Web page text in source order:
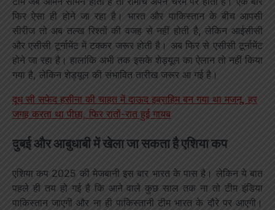
फिर ऐसा ही होने जा रहा है। भारत और पाकिस्तान के बीच आपसी
सीरीज तो अब तल्ख रिश्तों की वजह से नहीं होती है, लेकिन आईसीसी
और एसीसी टूर्नामेंट में टक्कर जरूर होती है। अब फिर से एसीसी टूर्नामेंट
होने जा रहा है। हालांकि अभी तक इसके शेड्यूल का ऐलान तो नहीं किया
गया है, लेकिन शेड्यूल की संभावित तारीख जरूर आ गई है।
दूध सी सफेद हसीना की चाहत में दाऊद इब्राहिम बन गया था मजनू, हर
जगह करता था पीछा, फिर रातों-रात हुई गायब
दुबई और आबुधाबी में खेला जा सकता है एशिया कप
एशिया कप 2025 की मेजबानी इस बार भारत के पास है। लेकिन ये बात
पहले ही तय हो गई है कि आने वाले कुछ साल तक ना तो टीम इंडिया
पाकिस्तान जाएगी और ना ही पाकिस्तानी टीम भारत के दौरे पर आएगी।